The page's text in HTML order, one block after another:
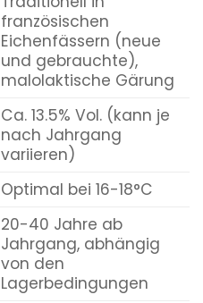
französischen
Eichenfässern (neue
und gebrauchte),
malolaktische Gärung
Ca. 13.5% Vol. (kann je
nach Jahrgang
variieren)
Optimal bei 16-18°C
20-40 Jahre ab
Jahrgang, abhängig
von den
Lagerbedingungen